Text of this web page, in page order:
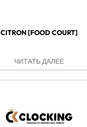
CITRON [FOOD COURT]
ЧИТАТЬ ДАЛЕЕ